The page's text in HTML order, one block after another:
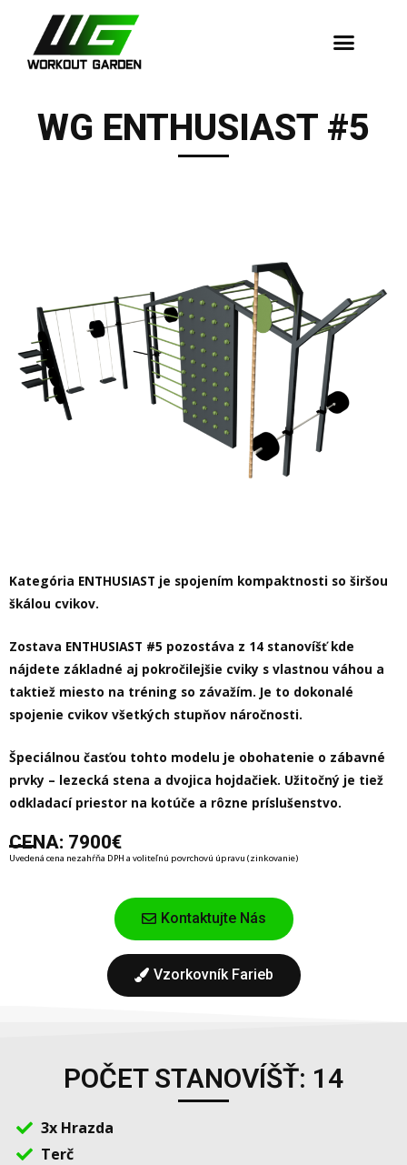
WG ENTHUSIAST #5
Kategória ENTHUSIAST je spojením kompaktnosti so širšou
škálou cvikov.
Zostava ENTHUSIAST #5 pozostáva z 14 stanovíšť kde
nájdete základné aj pokročilejšie cviky s vlastnou váhou a
taktiež miesto na tréning so závažím. Je to dokonalé
spojenie cvikov všetkých stupňov náročnosti.
Špeciálnou časťou tohto modelu je obohatenie o zábavné
prvky – lezecká stena a dvojica hojdačiek. Užitočný je tiež
odkladací priestor na kotúče a rôzne príslušenstvo.
CENA: 7900€
Uvedená cena nezahŕňa DPH a voliteľnú povrchovú úpravu (zinkovanie)
Kontaktujte Nás
Vzorkovník Farieb
POČET STANOVÍŠŤ: 14
3x Hrazda
Terč